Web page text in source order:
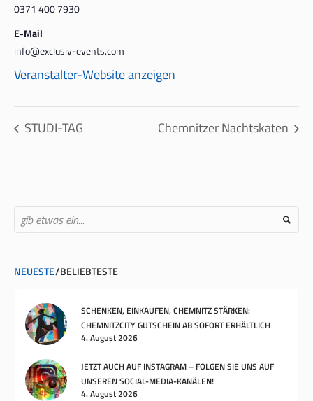
0371 400 7930
E-Mail
info@exclusiv-events.com
Veranstalter-Website anzeigen
STUDI-TAG Chemnitzer Nachtskaten
NEUESTE BELIEBTESTE
SCHENKEN, EINKAUFEN, CHEMNITZ STÄRKEN:
CHEMNITZCITY GUTSCHEIN AB SOFORT ERHÄLTLICH
4. August 2026
JETZT AUCH AUF INSTAGRAM – FOLGEN SIE UNS AUF
UNSEREN SOCIAL-MEDIA-KANÄLEN!
4. August 2026